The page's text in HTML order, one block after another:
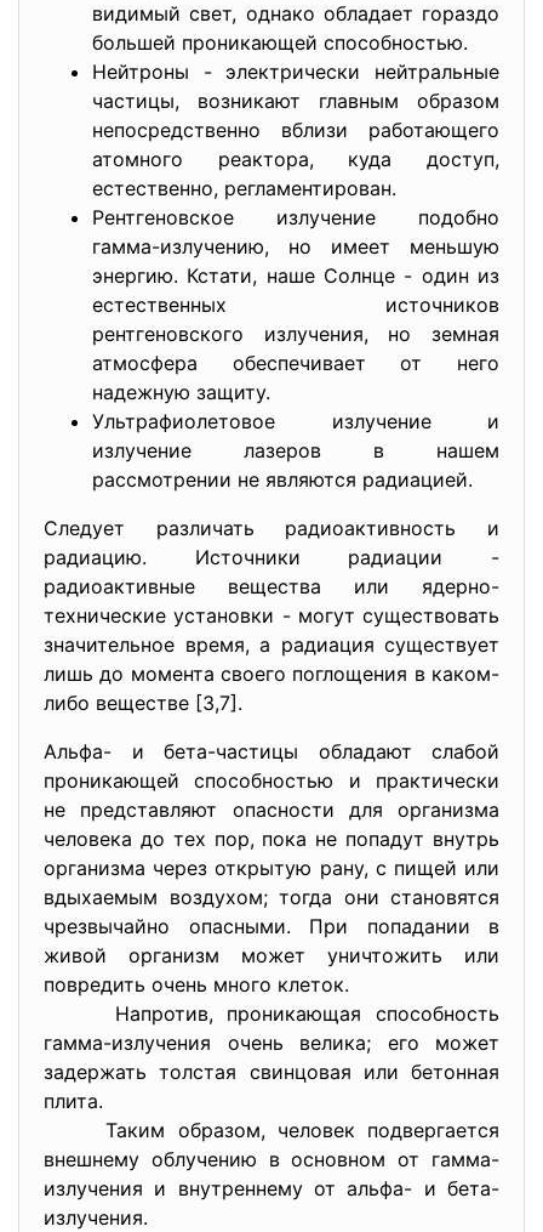
видимый свет, однако обладает гораздо
большей проникающей способностью.
Нейтроны - электрически нейтральные
частицы, возникают главным образом
непосредственно вблизи работающего
атомного реактора, куда доступ,
естественно, регламентирован.
Рентгеновское излучение подобно
гамма-излучению, но имеет меньшую
энергию. Кстати, наше Солнце - один из
естественных источников
рентгеновского излучения, но земная
атмосфера обеспечивает от него
надежную защиту.
Ультрафиолетовое излучение и
излучение лазеров в нашем
рассмотрении не являются радиацией.
Следует различать радиоактивность и
радиацию. Источники радиации -
радиоактивные вещества или ядерно-
технические установки - могут существовать
значительное время, а радиация существует
лишь до момента своего поглощения в каком-
либо веществе [3,7].
Альфа- и бета-частицы обладают слабой
проникающей способностью и практически
не представляют опасности для организма
человека до тех пор, пока не попадут внутрь
организма через открытую рану, с пищей или
вдыхаемым воздухом; тогда они становятся
чрезвычайно опасными. При попадании в
живой организм может уничтожить или
повредить очень много клеток.
Напротив, проникающая способность
гамма-излучения очень велика; его может
задержать толстая свинцовая или бетонная
плита.
Таким образом, человек подвергается
внешнему облучению в основном от гамма-
излучения и внутреннему от альфа- и бета-
излучения.